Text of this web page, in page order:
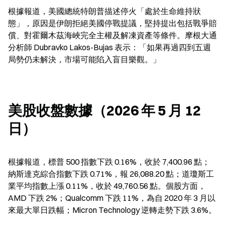
根據報道，美國總統特朗普描述停火「處於生命維持狀
態」，原因是伊朗拒絕美國停戰提議，堅持提出包括戰爭賠
償、對霍爾木茲海峽完全主權及解凍資產等條件。摩根大通
分析師 Dubravko Lakos-Bujas 表示：「如果再過四到五週
局勢仍未解決，市場可能陷入盲目樂觀。」
美股收盤數據（2026 年 5 月 12
日）
根據報道，標普 500 指數下跌 0.16%，收於 7,400.96 點；
納斯達克綜合指數下跌 0.71%，報 26,088.20 點；道瓊斯工
業平均指數上漲 0.11%，收於 49,760.56 點。個股方面，
AMD 下跌 2%；Qualcomm 下跌 11%，為自 2020 年 3 月以
來最大單日跌幅；Micron Technology 逆轉走勢下跌 3.6%。